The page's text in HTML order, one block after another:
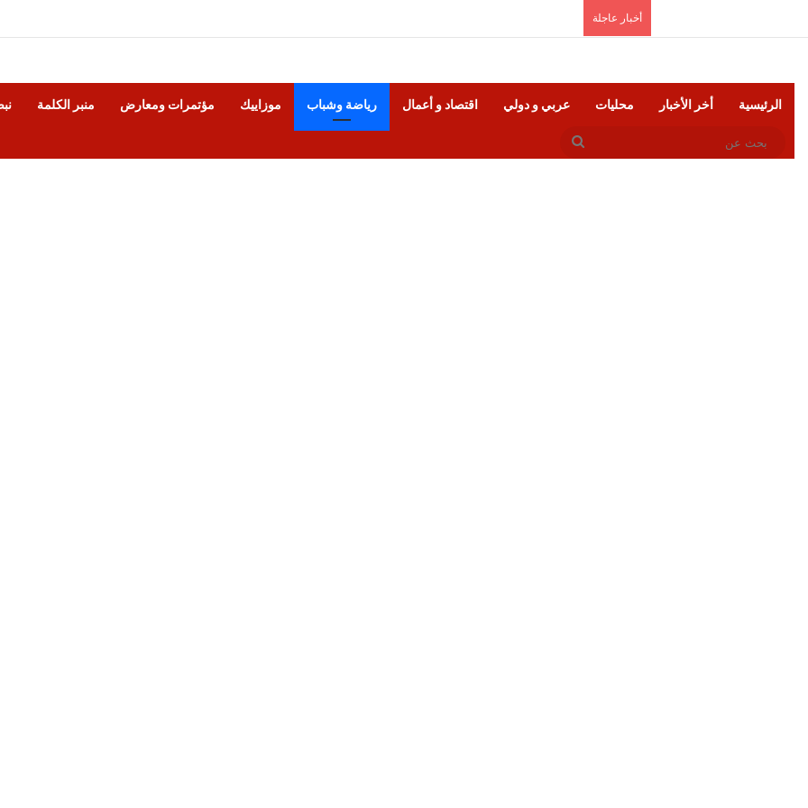
أخبار عاجلة
الرئيسية أخر الأخبار محليات عربي و دولي اقتصاد و أعمال رياضة وشباب موزاييك مؤتمرات ومعارض منبر الكلمة